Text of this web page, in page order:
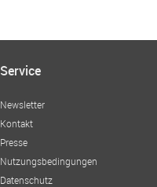
Service
Newsletter
Kontakt
Presse
Nutzungsbedingungen
Datenschutz